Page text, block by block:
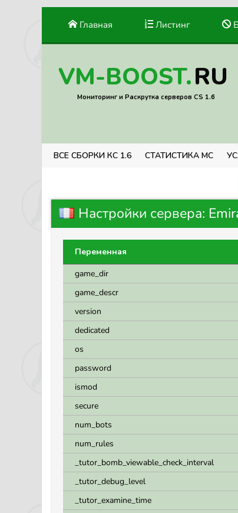
Главная Листинг
VM-BOOST.RU
Мониторинг и Раскрутка серверов CS 1.6
ВСЕ СБОРКИ КС 1.6 СТАТИСТИКА МС
Настройки сервера:
Переменная
game_dir
game_descr
version
dedicated
os
password
ismod
secure
num_bots
num_rules
_tutor_bomb_viewable_check_interval
_tutor_debug_level
_tutor_examine_time